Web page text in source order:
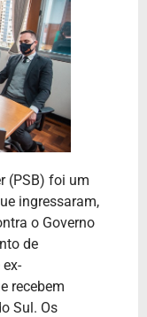
(PSB) foi um
ingressaram,
o Governo
de
recebem
Sul. Os